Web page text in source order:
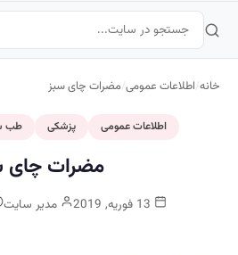
خانه/اطلاعات عمومی/مضرات چای سبز
اطلاعات عمومی پزشکی طب
مضرات چای
مدیر سایت